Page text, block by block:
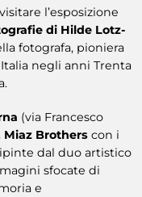
l’esposizione
di Hilde Lotz-
fotografa, pioniera
negli anni Trenta
(via Francesco
Miaz Brothers con i
dal duo artistico
sfocate di
e